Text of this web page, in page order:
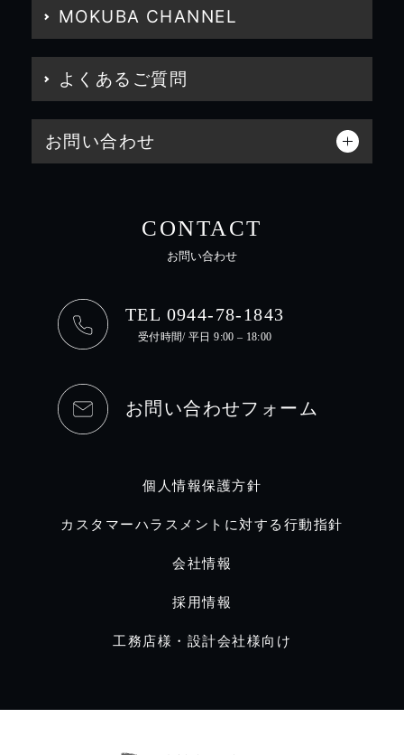
MOKUBA CHANNEL
よくあるご質問
お問い合わせ
CONTACT
お問い合わせ
TEL 0944-78-1843
受付時間/ 平日 9:00 – 18:00
お問い合わせフォーム
個人情報保護方針
カスタマーハラスメントに対する行動指針
会社情報
採用情報
工務店様・設計会社様向け